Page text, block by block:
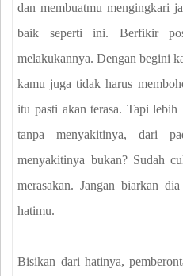
dan membuatmu mengingkari
baik seperti ini. Berfikir
melakukannya. Dengan begini
kamu juga tidak harus
itu pasti akan terasa. Tapi lebih
tanpa menyakitinya, dari
menyakitinya bukan? Sudah
merasakan. Jangan biarkan
hatimu.
Bisikan dari hatinya,